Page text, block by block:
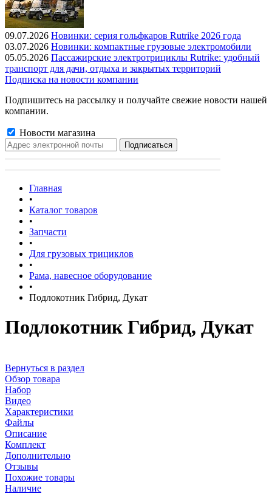
09.07.2026 Новинки: серия гольфкаров Rutrike 2026 года
03.07.2026 Новинки: компактные грузовые электромобили
05.05.2026 Пассажирские электротрициклы Rutrike: удобный
транспорт для дачи, отдыха и закрытых территорий
Подписка на новости компании
Подпишитесь на рассылку и получайте свежие новости нашей
компании.
Новости магазина
Главная
•
Каталог товаров
•
Запчасти
•
Для грузовых трициклов
•
Рама, навесное оборудование
•
Подлокотник Гибрид, Дукат
Подлокотник Гибрид, Дукат
Вернуться в раздел
Обзор товара
Набор
Видео
Характеристики
Файлы
Описание
Комплект
Дополнительно
Отзывы
Похожие товары
Наличие